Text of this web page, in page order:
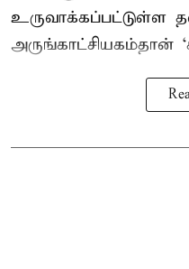
உருவாக்கப்பட்டுள்ள
அருங்காட்சியகம்தான்